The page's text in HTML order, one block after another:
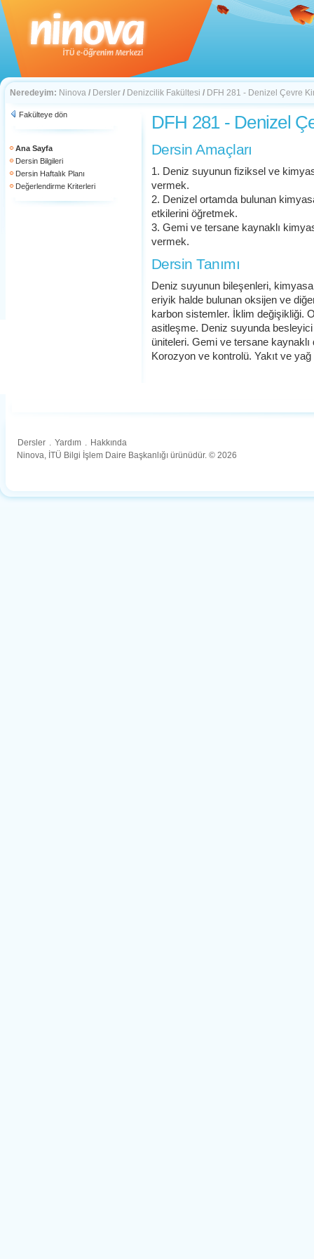
Neredeyim: Ninova / Dersler / Denizcilik Fakültesi / DFH 281 - Denizel Çevre
Fakülteye dön
Ana Sayfa
Dersin Bilgileri
Dersin Haftalık Planı
Değerlendirme Kriterleri
DFH 281 - Denizel
Dersin Amaçları
1. Deniz suyunun fiziksel ve
vermek.
2. Denizel ortamda bulunan
etkilerini öğretmek.
3. Gemi ve tersane kaynaklı
vermek.
Dersin Tanımı
Deniz suyunun bileşenleri,
eriyik halde bulunan oksijen ve
karbon sistemler. İklim değişikliği.
asitleşme. Deniz suyunda
üniteleri. Gemi ve tersane
Korozyon ve kontrolü. Yakıt ve yağ
Dersler . Yardım . Hakkında
Ninova, İTÜ Bilgi İşlem Daire Başkanlığı ürünüdür. © 2026